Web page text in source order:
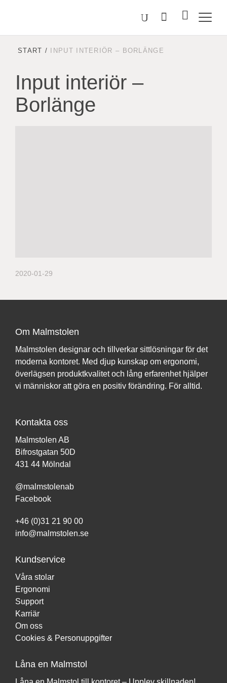
Sök
på
Malmstolen.se
Välj
START / INPUT INTERIÖR – BORLÄNGE
Input interiör –
Borlänge
2020-01-29
Om Malmstolen
Malmstolen designar och tillverkar sittlösningar för det
moderna kontoret. Med djup kunskap om ergonomi,
överlägsen produktkvalitet och lång erfarenhet hjälper
vi människor att göra en positiv förändring. För alltid.
Kontakta oss
Malmstolen AB
Bifrostgatan 50D
431 44 Mölndal
@malmstolenab
Facebook
+46 (0)31 21 90 00
info@malmstolen.se
Kundservice
Våra stolar
Ergonomi
Support
Karriär
Om oss
Cookies & Personuppgifter
Låna en Malmstol